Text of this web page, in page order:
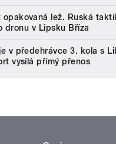
lež. Ruská
dronu v Lipsku Bříza
v předehrávce 3. kola s
vysílá přímý přenos